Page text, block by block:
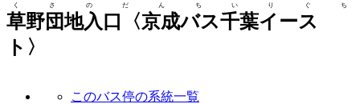
草野団地入口〈京成バス千葉イース
ト〉
くさのだんちいりぐち
このバス停の系統一覧